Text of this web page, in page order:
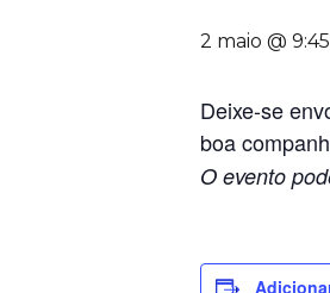
2 maio @
Deixe-se
boa
O evento